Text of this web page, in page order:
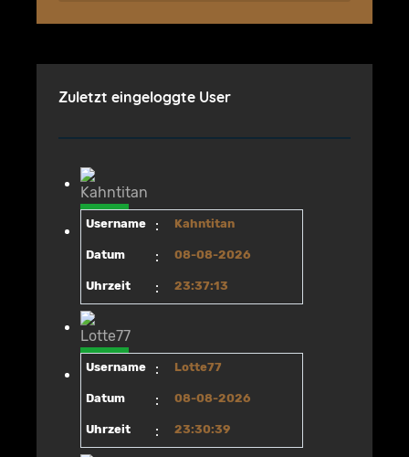
Zuletzt eingeloggte User
Username : Kahntitan
Datum : 08-08-2026
Uhrzeit : 23:37:13
Username : Lotte77
Datum : 08-08-2026
Uhrzeit : 23:30:39